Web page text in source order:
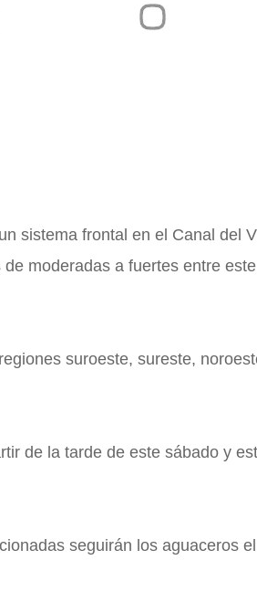
sistema frontal en el Canal del
moderadas a fuertes entre
suroeste, sureste,
de la tarde de este sábado y
seguirán los aguaceros